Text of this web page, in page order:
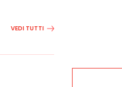
VEDI TUTTI